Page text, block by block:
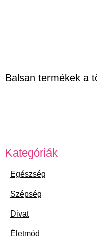
Balsan termékek a
Kategóriák
Egészség
Szépség
Divat
Életmód